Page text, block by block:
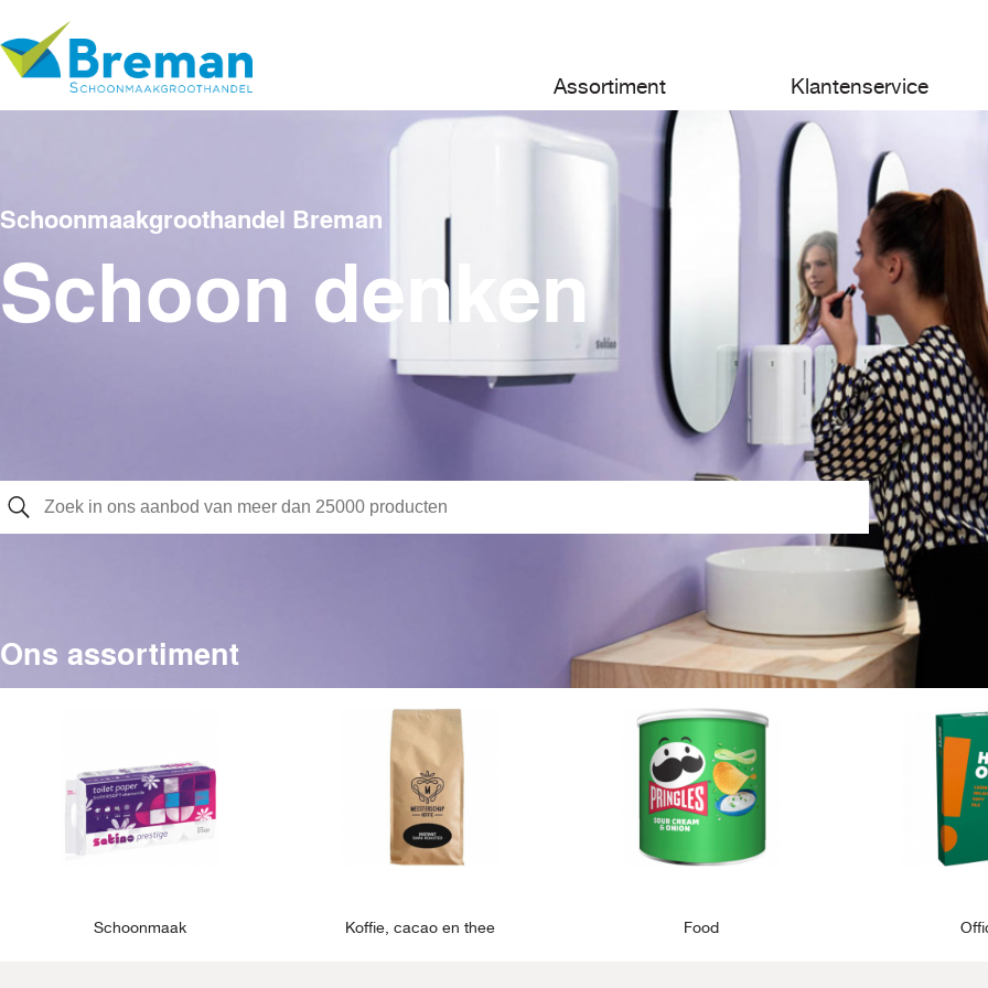
Assortiment Klantenservice
Schoonmaakgroothandel Breman
Schoon denken
Ons assortiment
Schoonmaak Koffie, cacao en thee Food